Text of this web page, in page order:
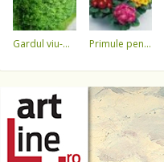
gardul viu-minune! primule pentru 1 martie 3,5 lei / ghiveci !!!!